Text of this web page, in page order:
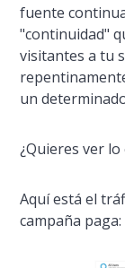
fuente
"continuidad"
visitantes a tu
un
¿Quieres ver
Aquí­ está el
campaña paga: